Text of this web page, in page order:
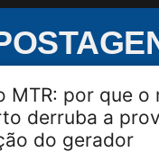
MTR: por que o
derruba a
do gerador